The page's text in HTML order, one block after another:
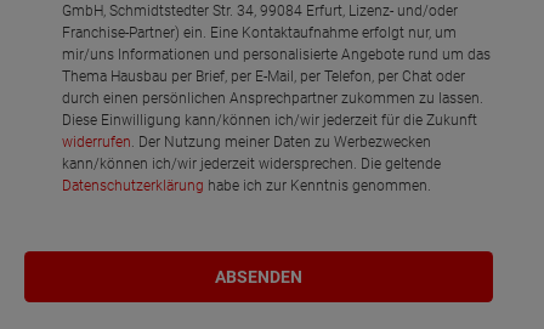
GmbH, Schmidtstedter Str. 34, 99084 Erfurt, Lizenz- und/oder
Franchise-Partner) ein. Eine Kontaktaufnahme erfolgt nur, um
mir/uns Informationen und personalisierte Angebote rund um das
Thema Hausbau per Brief, per E-Mail, per Telefon, per Chat oder
durch einen persönlichen Ansprechpartner zukommen zu lassen.
Diese Einwilligung kann/können ich/wir jederzeit für die Zukunft
widerrufen . Der Nutzung meiner Daten zu Werbezwecken
kann/können ich/wir jederzeit widersprechen. Die geltende
Datenschutzerklärung habe ich zur Kenntnis genommen.